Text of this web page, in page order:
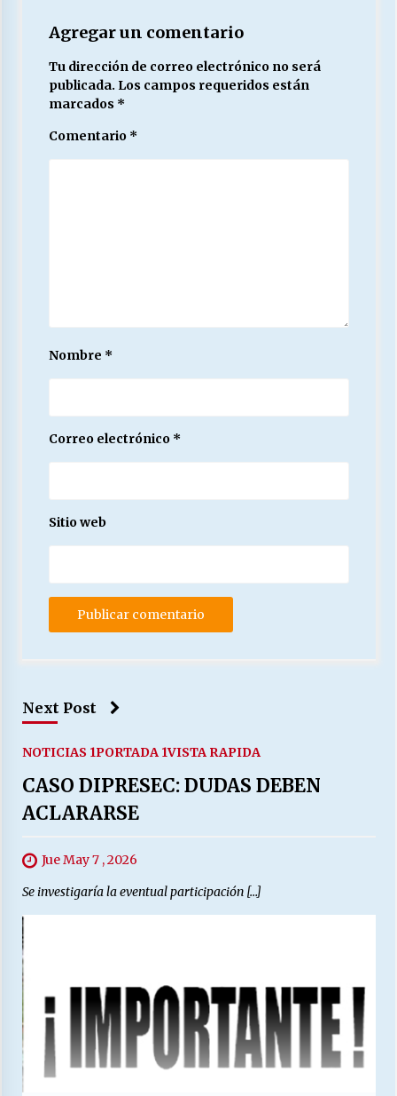
Agregar un comentario
Tu dirección de correo electrónico no será
publicada. Los campos requeridos están
marcados *
Comentario *
Nombre *
Correo electrónico *
Sitio web
Next Post
NOTICIAS 1PORTADA 1VISTA RAPIDA
CASO DIPRESEC: DUDAS DEBEN
ACLARARSE
Jue May 7 , 2026
Se investigaría la eventual participación […]